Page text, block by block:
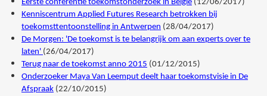
Eerste conferentie toekomstonderzoek in België (12/06/2017)
Kenniscentrum Applied Futures Research betrokken bij
toekomsttentoonstelling in Antwerpen (28/04/2017)
De Morgen: 'De toekomst is te belangrijk om aan experts over te
laten' (26/04/2017)
Terug naar de toekomst anno 2015 (01/12/2015)
Onderzoeker Maya Van Leemput deelt haar toekomstvisie in De
Afspraak (22/10/2015)